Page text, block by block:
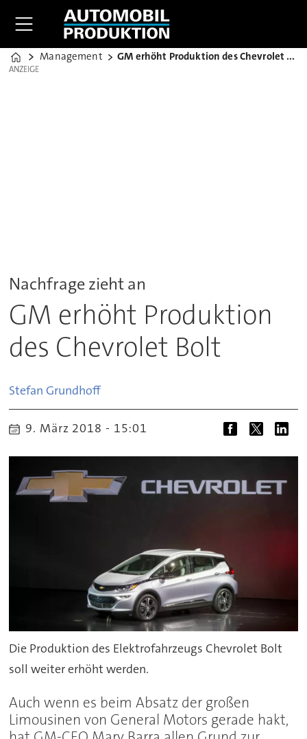
Home
Management GM erhöht Produktion des Chevrolet Bolt
ANZEIGE
ANZEIGE
Nachfrage zieht an
GM erhöht Produktion
des Chevrolet Bolt
Stefan Grundhoff
9. März 2018 - 15:01
Die Produktion des Elektrofahrzeugs Chevrolet Bolt
soll weiter erhöht werden.
Auch wenn es beim Absatz der großen
Limousinen von General Motors gerade hakt,